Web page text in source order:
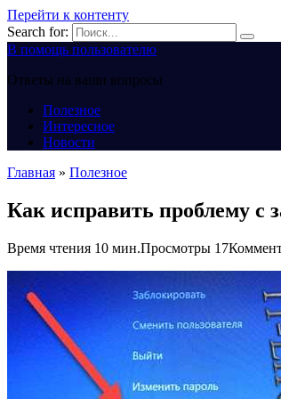
Перейти к контенту
Search for:
В помощь пользователю
Ответы на ваши вопросы
Полезное
Интересное
Новости
Главная » Полезное
Как исправить проблему с
Время чтения 10 мин.Просмотры 17